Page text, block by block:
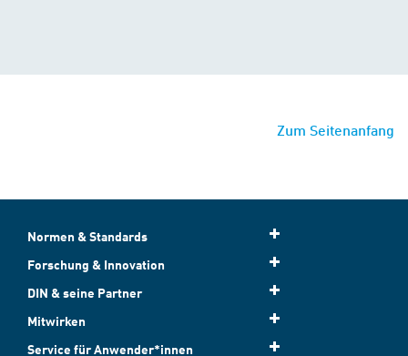
Zum Seitenanfang
Normen & Standards
Forschung & Innovation
DIN & seine Partner
Mitwirken
Service für Anwender*innen